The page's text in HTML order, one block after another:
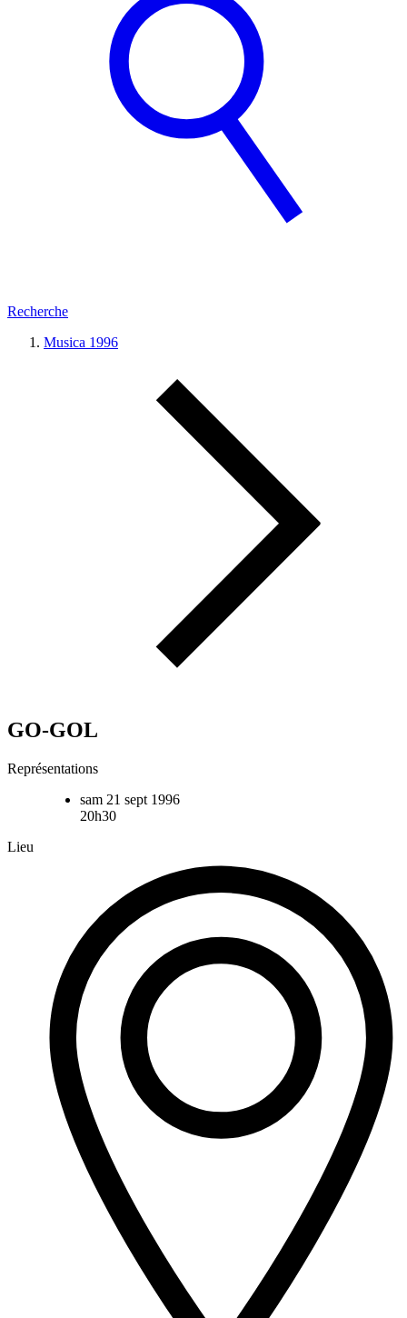
Recherche
Musica 1996
GO-GOL
Représentations
sam 21 sept 1996
20h30
Lieu